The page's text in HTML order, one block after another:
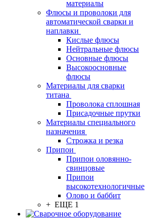
материалы
Флюсы и проволоки для
автоматической сварки и
наплавки
Кислые флюсы
Нейтральные флюсы
Основные флюсы
Высокоосновные
флюсы
Материалы для сварки
титана
Проволока сплошная
Присадочные прутки
Материалы специального
назначения
Строжка и резка
Припои
Припои оловянно-
свинцовые
Припои
высокотехнологичные
Олово и баббит
+ ЕЩЕ 1